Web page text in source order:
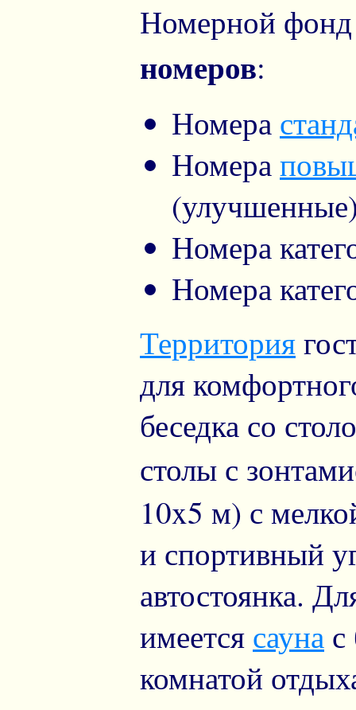
Номерной
номеров:
Номера
Номера
Номера
Номера
Территория
для
беседка со
столы с
10x5 м) с
и спортивный
автостоянка.
имеется сауна
комнатой